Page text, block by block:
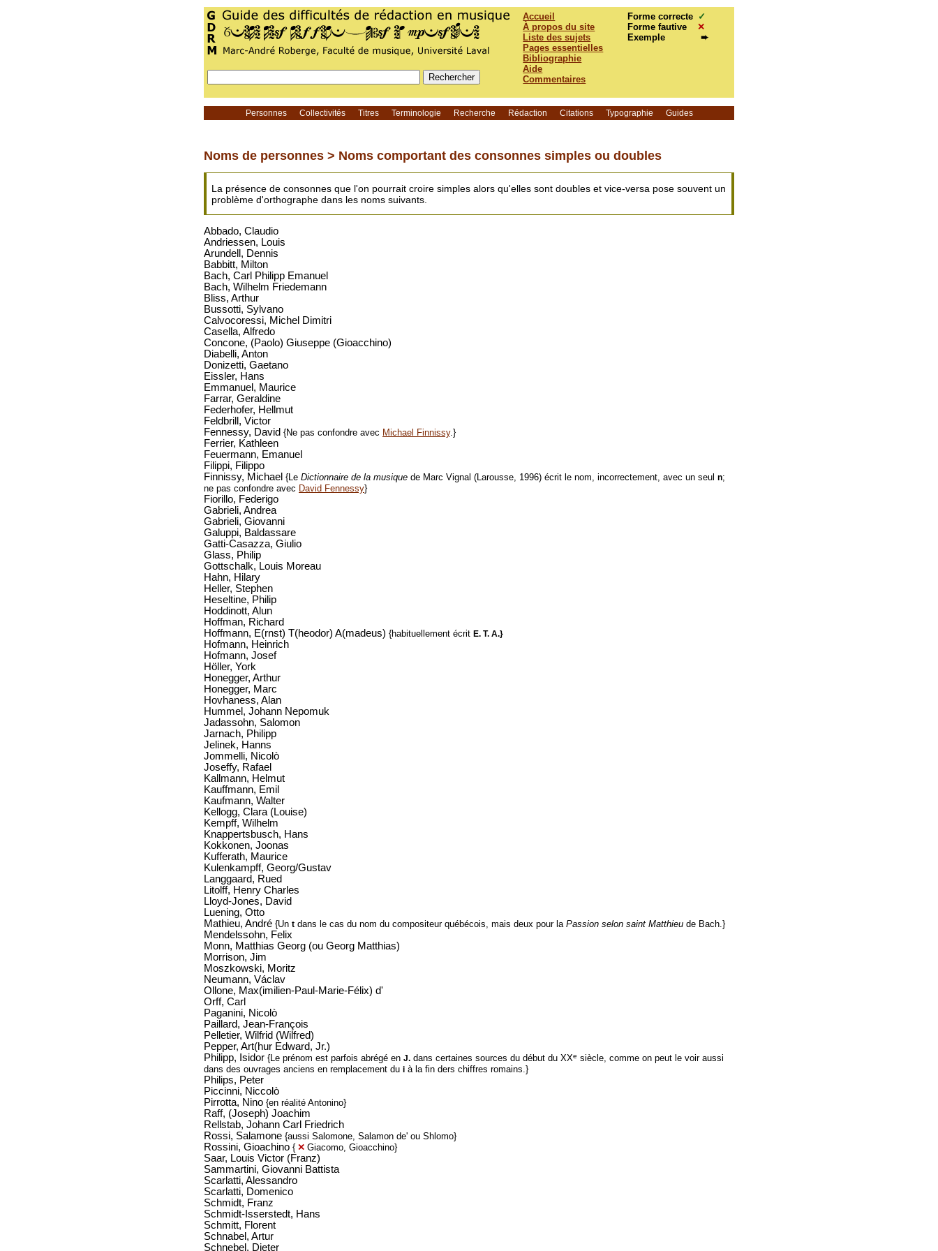
Accueil
À propos du site
Liste des sujets
Pages essentielles
Bibliographie
Aide
Commentaires
Forme correcte ✓
Forme fautive✕
Exemple➨
Personnes Collectivités Titres Terminologie Recherche Rédaction Citations Typographie Guides
Noms de personnes > Noms comportant des consonnes simples ou doubles
La présence de consonnes que l'on pourrait croire simples alors qu'elles sont doubles et vice-versa pose souvent un
problème d'orthographe dans les noms suivants.
Abbado, Claudio
Andriessen, Louis
Arundell, Dennis
Babbitt, Milton
Bach, Carl Philipp Emanuel
Bach, Wilhelm Friedemann
Bliss, Arthur
Bussotti, Sylvano
Calvocoressi, Michel Dimitri
Casella, Alfredo
Concone, (Paolo) Giuseppe (Gioacchino)
Diabelli, Anton
Donizetti, Gaetano
Eissler, Hans
Emmanuel, Maurice
Farrar, Geraldine
Federhofer, Hellmut
Feldbrill, Victor
Fennessy, David {Ne pas confondre avec Michael Finnissy.}
Ferrier, Kathleen
Feuermann, Emanuel
Filippi, Filippo
Finnissy, Michael {Le Dictionnaire de la musique de Marc Vignal (Larousse, 1996) écrit le nom, incorrectement, avec un seul n;
ne pas confondre avec David Fennessy}
Fiorillo, Federigo
Gabrieli, Andrea
Gabrieli, Giovanni
Galuppi, Baldassare
Gatti-Casazza, Giulio
Glass, Philip
Gottschalk, Louis Moreau
Hahn, Hilary
Heller, Stephen
Heseltine, Philip
Hoddinott, Alun
Hoffman, Richard
Hoffmann, E(rnst) T(heodor) A(madeus) {habituellement écrit E. T. A.}
Hofmann, Heinrich
Hofmann, Josef
Höller, York
Honegger, Arthur
Honegger, Marc
Hovhaness, Alan
Hummel, Johann Nepomuk
Jadassohn, Salomon
Jarnach, Philipp
Jelinek, Hanns
Jommelli, Nicolò
Joseffy, Rafael
Kallmann, Helmut
Kauffmann, Emil
Kaufmann, Walter
Kellogg, Clara (Louise)
Kempff, Wilhelm
Knappertsbusch, Hans
Kokkonen, Joonas
Kufferath, Maurice
Kulenkampff, Georg/Gustav
Langgaard, Rued
Litolff, Henry Charles
Lloyd-Jones, David
Luening, Otto
Mathieu, André {Un t dans le cas du nom du compositeur québécois, mais deux pour la Passion selon saint Matthieu de Bach.}
Mendelssohn, Felix
Monn, Matthias Georg (ou Georg Matthias)
Morrison, Jim
Moszkowski, Moritz
Neumann, Václav
Ollone, Max(imilien-Paul-Marie-Félix) d'
Orff, Carl
Paganini, Nicolò
Paillard, Jean-François
Pelletier, Wilfrid (Wilfred)
Pepper, Art(hur Edward, Jr.)
Philipp, Isidor {Le prénom est parfois abrégé en J. dans certaines sources du début du XXe siècle, comme on peut le voir aussi
dans des ouvrages anciens en remplacement du i à la fin ders chiffres romains.}
Philips, Peter
Piccinni, Niccolò
Pirrotta, Nino {en réalité Antonino}
Raff, (Joseph) Joachim
Rellstab, Johann Carl Friedrich
Rossi, Salamone {aussi Salomone, Salamon de' ou Shlomo}
Rossini, Gioachino { ✕ Giacomo, Gioacchino}
Saar, Louis Victor (Franz)
Sammartini, Giovanni Battista
Scarlatti, Alessandro
Scarlatti, Domenico
Schmidt, Franz
Schmidt-Isserstedt, Hans
Schmitt, Florent
Schnabel, Artur
Schnebel, Dieter